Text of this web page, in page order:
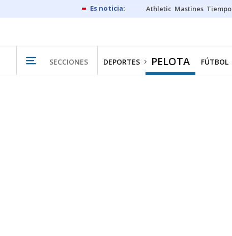
Athletic Mastines Tiempo
SECCIONES DEPORTES PELOTA FÚTBOL